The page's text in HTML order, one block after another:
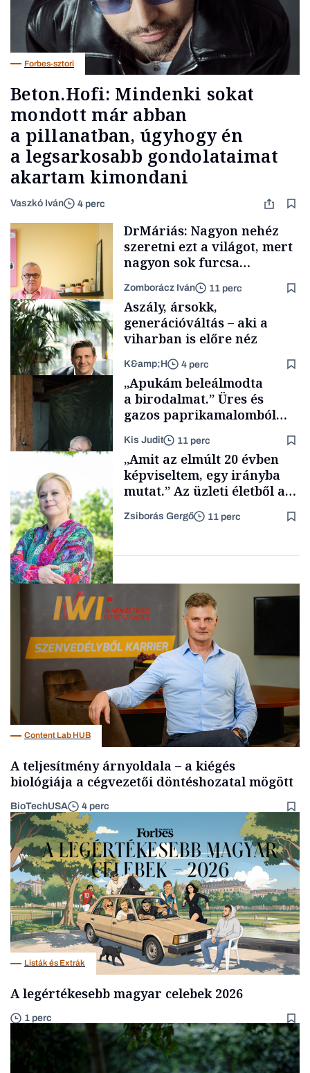
Forbes-sztori
Beton.Hofi: Mindenki sokat
mondott már abban
a pillanatban, úgyhogy én
a legsarkosabb gondolataimat
akartam kimondani
Vaszkó Iván 4 perc
Interjú
DrMáriás: Nagyon nehéz
szeretni ezt a világot, mert
nagyon sok furcsa
ellentmondás lakozik benne
Zomborácz Iván 11 perc
TÁMOGATÓI
TARTALOM
Aszály, ársokk,
generációváltás – aki a
viharban is előre néz
K&amp;H 4 perc
Családi
vállalkozások
„Apukám beleálmodta
a birodalmat.” Üres és
gazos paprikamalomból
lett az igazi családi
fűszersztori
Kis Judit 11 perc
„Amit az elmúlt 20 évben
képviseltem, egy irányba
mutat.” Az üzleti életből a
Sándor-palotába?
Zsiborás Gergő 11 perc
Content Lab HUB
A teljesítmény árnyoldala – a kiégés
biológiája a cégvezetői döntéshozatal mögött
BioTechUSA 4 perc
Listák és Extrák
A legértékesebb magyar celebek 2026
1 perc